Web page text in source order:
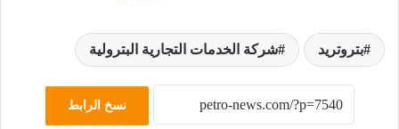
بتروتريد شركة الخدمات التجارية البترولية
نسخ الرابط